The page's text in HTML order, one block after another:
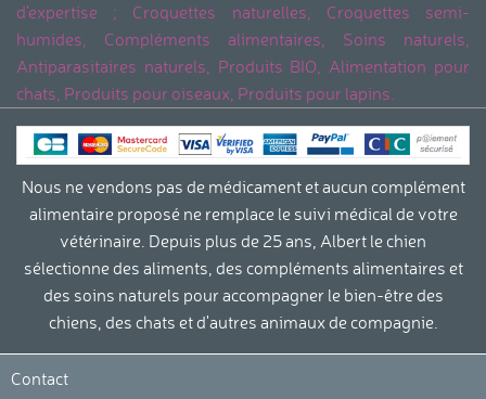
d'expertise ; Croquettes naturelles, Croquettes semi-
humides, Compléments alimentaires, Soins naturels,
Antiparasitaires naturels, Produits BIO, Alimentation pour
chats, Produits pour oiseaux, Produits pour lapins.
Nous ne vendons pas de médicament et aucun complément
alimentaire proposé ne remplace le suivi médical de votre
vétérinaire. Depuis plus de 25 ans, Albert le chien
sélectionne des aliments, des compléments alimentaires et
des soins naturels pour accompagner le bien-être des
chiens, des chats et d'autres animaux de compagnie.
Contact